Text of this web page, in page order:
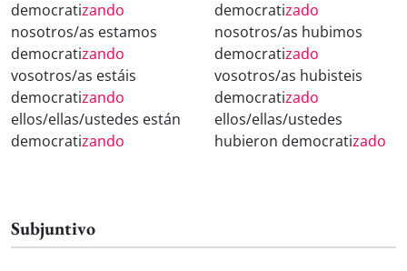
democratizando
nosotros/as estamos
democratizando
vosotros/as estáis
democratizando
ellos/ellas/ustedes están
democratizando
democratizado
nosotros/as hubimos
democratizado
vosotros/as hubisteis
democratizado
ellos/ellas/ustedes
hubieron democratizado
Subjuntivo